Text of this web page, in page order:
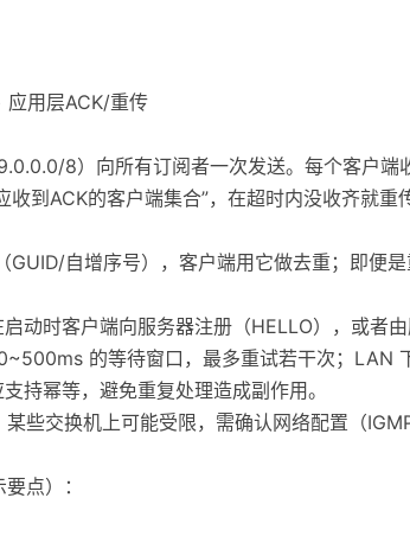
用层ACK/重传
8）向所有订阅者一次发送。每个客户端
收到ACK的客户端集合”，在超时内没收齐就重
自增序号），客户端用它做去重；即便
动时客户端向服务器注册（HELLO），或者由
的等待窗口，最多重试若干次；LAN
持幂等，避免重复处理造成副作用。
些交换机上可能受限，需确认网络配置（
点）：